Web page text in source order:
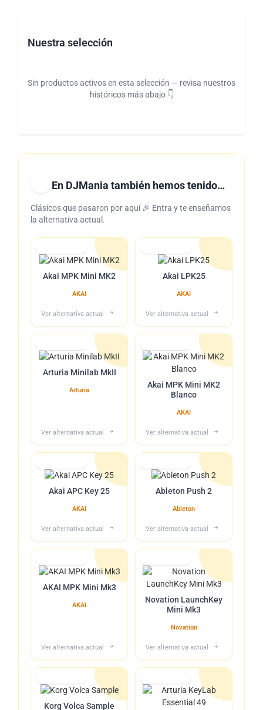
Nuestra selección
Sin productos activos en esta selección — revisa nuestros
históricos más abajo 👇
En DJMania también hemos tenido…
Clásicos que pasaron por aquí 🎉 Entra y te enseñamos
la alternativa actual.
Akai MPK Mini MK2
AKAI
Ver alternativa actual
Akai LPK25
AKAI
Ver alternativa actual
Arturia Minilab MkII
Arturia
Ver alternativa actual
Akai MPK Mini MK2
Blanco
AKAI
Ver alternativa actual
Akai APC Key 25
AKAI
Ver alternativa actual
Ableton Push 2
Ableton
Ver alternativa actual
AKAI MPK Mini Mk3
AKAI
Ver alternativa actual
Novation LaunchKey
Mini Mk3
Novation
Ver alternativa actual
Korg Volca Sample